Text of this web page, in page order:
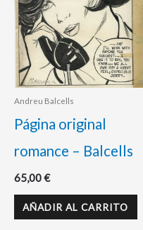
Andreu Balcells
Página original
romance – Balcells
65,00€
AÑADIR AL CARRITO